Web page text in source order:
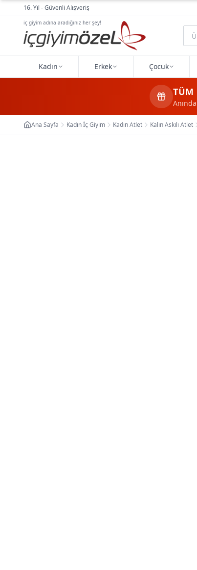
Ana içeriğe geç16. Yıl - Güvenli Alışveriş
iç giyim adına aradığınız her şey!
Kadın Erkek Çocuk
TÜM
Ana Sayfa Kadın İç Giyim Kadın Atlet Kalın Askılı Atlet